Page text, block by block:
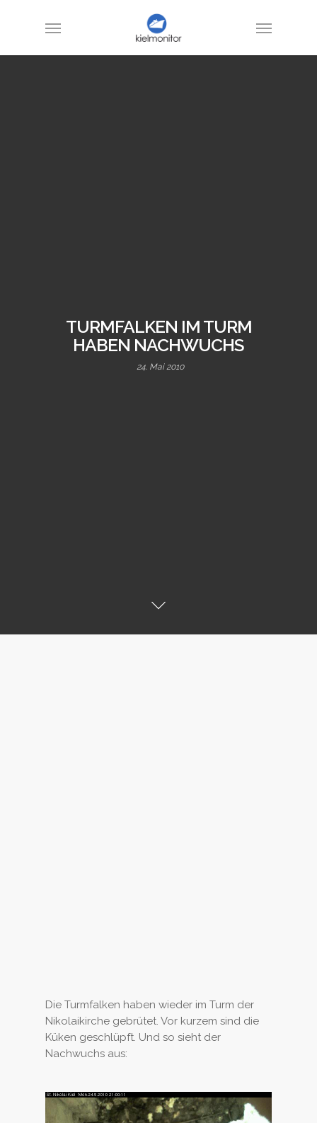
TURMFALKEN IM TURM
HABEN NACHWUCHS
24. Mai 2010
Die Turmfalken haben wieder im Turm der
Nikolaikirche gebrütet. Vor kurzem sind die
Küken geschlüpft. Und so sieht der
Nachwuchs aus: